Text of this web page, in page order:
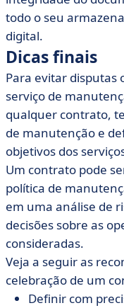
todo o seu
digital.
Dicas finais
Para evitar disputas
serviço de
qualquer contrato,
de manutenção e
objetivos dos
Um contrato pode
política de
em uma análise de
decisões sobre as
consideradas.
Veja a seguir as
celebração de um
Definir com